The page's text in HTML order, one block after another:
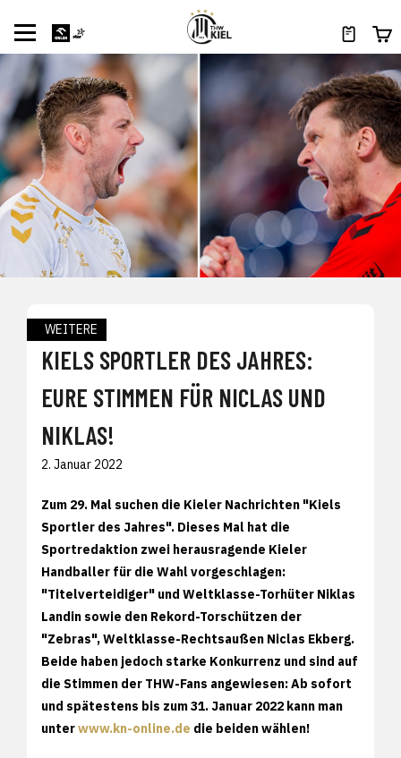
WEITERE
KIELS SPORTLER DES JAHRES:
EURE STIMMEN FÜR NICLAS UND
NIKLAS!
2. Januar 2022
Zum 29. Mal suchen die Kieler Nachrichten "Kiels
Sportler des Jahres". Dieses Mal hat die
Sportredaktion zwei herausragende Kieler
Handballer für die Wahl vorgeschlagen:
"Titelverteidiger" und Weltklasse-Torhüter Niklas
Landin sowie den Rekord-Torschützen der
"Zebras", Weltklasse-Rechtsaußen Niclas Ekberg.
Beide haben jedoch starke Konkurrenz und sind auf
die Stimmen der THW-Fans angewiesen: Ab sofort
und spätestens bis zum 31. Januar 2022 kann man
unterwww.kn-online.de die beiden wählen!